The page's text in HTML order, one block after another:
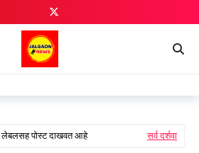
लेबलसह पोस्ट दाखवत आहे सर्व दर्शवा